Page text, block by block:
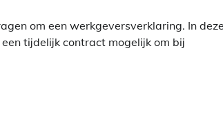
om een werkgeversverklaring. In
tijdelijk contract mogelijk om bij